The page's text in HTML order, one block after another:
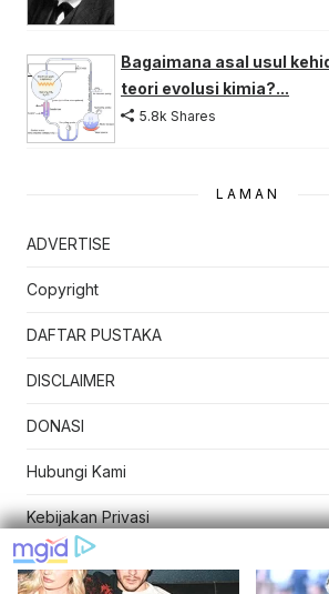
Bagaimana asal usul
teori evolusi kimia?...
5.8k Shares
LAMAN
ADVERTISE
Copyright
DAFTAR PUSTAKA
DISCLAIMER
DONASI
Hubungi Kami
Kebijakan Privasi